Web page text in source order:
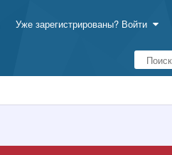
Уже зарегистрированы? Войти